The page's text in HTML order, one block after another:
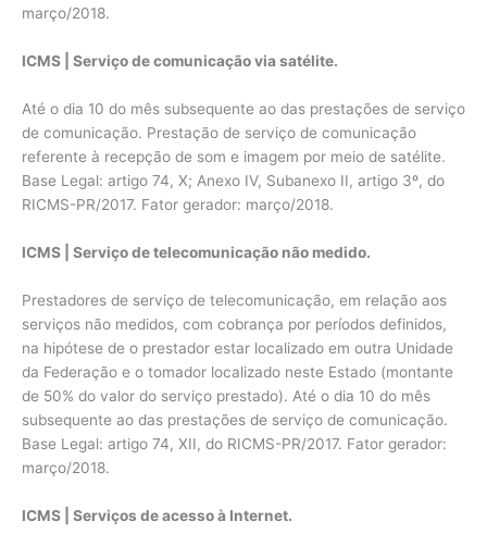
março/2018.
ICMS | Serviço de comunicação via satélite.
Até o dia 10 do mês subsequente ao das prestações de serviço
de comunicação. Prestação de serviço de comunicação
referente à recepção de som e imagem por meio de satélite.
Base Legal: artigo 74, X; Anexo IV, Subanexo II, artigo 3º, do
RICMS-PR/2017. Fator gerador: março/2018.
ICMS | Serviço de telecomunicação não medido.
Prestadores de serviço de telecomunicação, em relação aos
serviços não medidos, com cobrança por períodos definidos,
na hipótese de o prestador estar localizado em outra Unidade
da Federação e o tomador localizado neste Estado (montante
de 50% do valor do serviço prestado). Até o dia 10 do mês
subsequente ao das prestações de serviço de comunicação.
Base Legal: artigo 74, XII, do RICMS-PR/2017. Fator gerador:
março/2018.
ICMS | Serviços de acesso à Internet.